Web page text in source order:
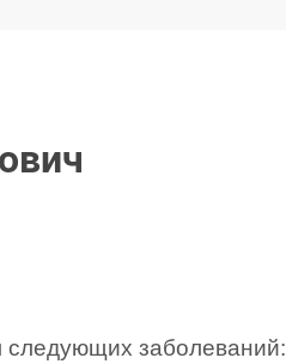
следующих заболеваний: